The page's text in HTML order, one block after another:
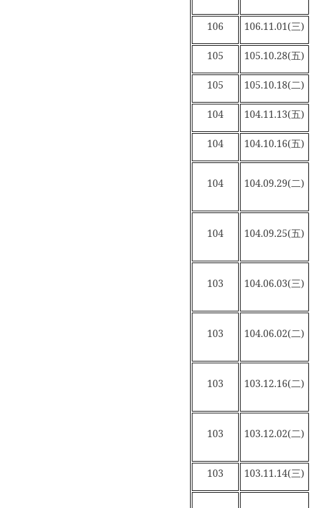
106 106.11.01(三)
105 105.10.28(五)
105 105.10.18(二)
104 104.11.13(五)
104 104.10.16(五)
104 104.09.29(二)
104 104.09.25(五)
103 104.06.03(三)
103 104.06.02(二)
103 103.12.16(二)
103 103.12.02(二)
103 103.11.14(三)